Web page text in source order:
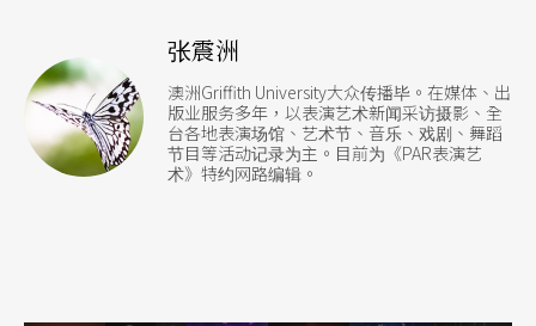
张震洲
澳洲Griffith University大众传播毕。在媒体、出
版业服务多年，以表演艺术新闻采访摄影、全
台各地表演场馆、艺术节、音乐、戏剧、舞蹈
节目等活动记录为主。目前为《PAR表演艺
术》特约网路编辑。